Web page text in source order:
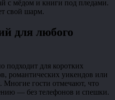
с мёдом и книги под пледами.
свой шарм.
для любого
подходит для коротких
романтических уикендов или
Многие гости отмечают, что
— без телефонов и спешки.